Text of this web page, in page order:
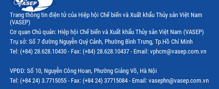
Trang thông tin điện tử của Hiệp hội Chế biến và Xuất khẩu Thủy sản Việt Nam
(VASEP)
Cơ quan Chủ quản: Hiệp hội Chế biến và Xuất khẩu Thủy sản Việt Nam (VASEP)
Trụ sở: Số 7 đường Nguyễn Quý Cảnh, Phường Bình Trưng, Tp.Hồ Chí Minh
Tel: (+84) 28.628.10430 - Fax: (+84) 28.628.10437 - Email: vphcm@vasep.com.vn
VPĐD: Số 10, Nguyễn Công Hoan, Phường Giảng Võ, Hà Nội
Tel: (+84 24) 3.7715055 - Fax: (+84 24) 37715084 - Email: vasephn@vasep.com.vn